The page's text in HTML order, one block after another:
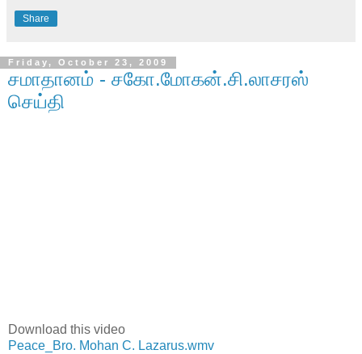
Share
Friday, October 23, 2009
சமாதானம் - சகோ.மோகன்.சி.லாசரஸ்
செய்தி
Download this video
Peace_Bro. Mohan C. Lazarus.wmv